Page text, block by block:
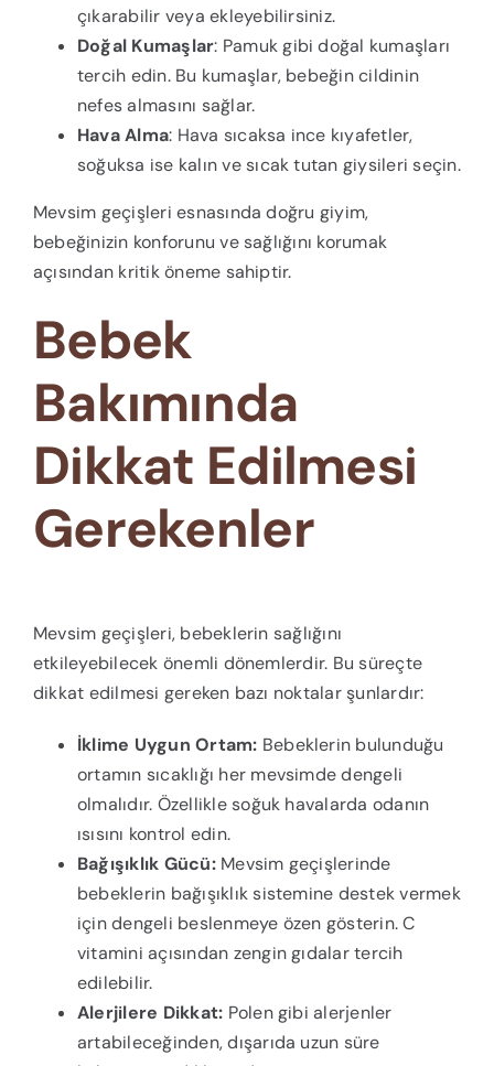
çıkarabilir veya ekleyebilirsiniz.
Doğal Kumaşlar: Pamuk gibi doğal kumaşları
tercih edin. Bu kumaşlar, bebeğin cildinin
nefes almasını sağlar.
Hava Alma: Hava sıcaksa ince kıyafetler,
soğuksa ise kalın ve sıcak tutan giysileri seçin.
Mevsim geçişleri esnasında doğru giyim,
bebeğinizin konforunu ve sağlığını korumak
açısından kritik öneme sahiptir.
Bebek
Bakımında
Dikkat Edilmesi
Gerekenler
Mevsim geçişleri, bebeklerin sağlığını
etkileyebilecek önemli dönemlerdir. Bu süreçte
dikkat edilmesi gereken bazı noktalar şunlardır:
İklime Uygun Ortam: Bebeklerin bulunduğu
ortamın sıcaklığı her mevsimde dengeli
olmalıdır. Özellikle soğuk havalarda odanın
ısısını kontrol edin.
Bağışıklık Gücü:Mevsim geçişlerinde
bebeklerin bağışıklık sistemine destek vermek
için dengeli beslenmeye özen gösterin. C
vitamini açısından zengin gıdalar tercih
edilebilir.
Alerjilere Dikkat: Polen gibi alerjenler
artabileceğinden, dışarıda uzun süre